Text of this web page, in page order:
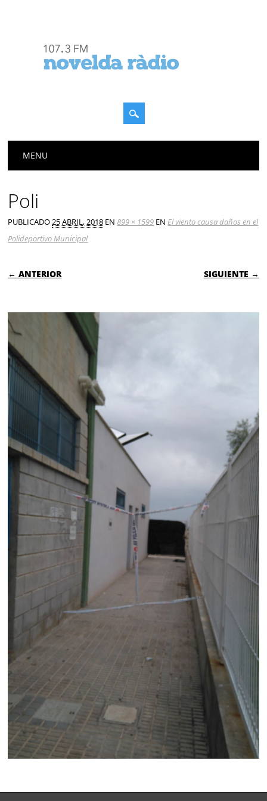
Menú principal
MENU
Poli
PUBLICADO25 ABRIL, 2018 EN899 × 1599 ENEl viento causa daños en el
Polideportivo Municipal
← ANTERIOR SIGUIENTE →